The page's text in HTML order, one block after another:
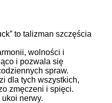
to talizman szczęścia
wolności i
i pozwala się
spraw.
dla tych wszystkich,
zmęczeni i spięci.
ukoi nerwy.